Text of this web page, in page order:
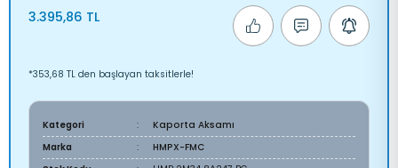
3.395,86 TL
*353,68 TL den başlayan taksitlerle!
Kategori
Kaporta Aksamı
Marka
HMPX-FMC